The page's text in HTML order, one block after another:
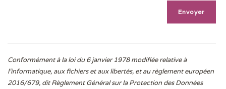
Conformément à la loi du 6 janvier 1978 modifiée relative à
l'informatique, aux fichiers et aux libertés, et au règlement européen
2016/679, dit Règlement Général sur la Protection des Données